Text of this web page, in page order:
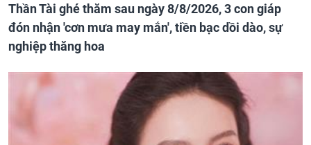
Thần Tài ghé thăm sau ngày 8/8/2026, 3 con giáp
đón nhận 'cơn mưa may mắn', tiền bạc dồi dào, sự
nghiệp thăng hoa